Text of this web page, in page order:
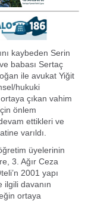
kaybeden Serin
babası Sertaç
ile avukat Yiğit
hukuki
çıkan vahim
önlem
ettikleri ve
varıldı.
üyelerinin
3. Ağır Ceza
2001 yapı
ilgili davanın
ortaya